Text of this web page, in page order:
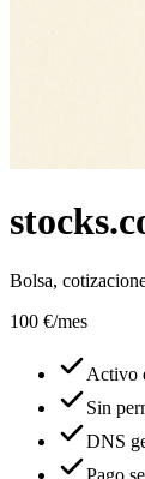
Bolsa,
100 €/mes
Activo
Sin
DNS
Pago